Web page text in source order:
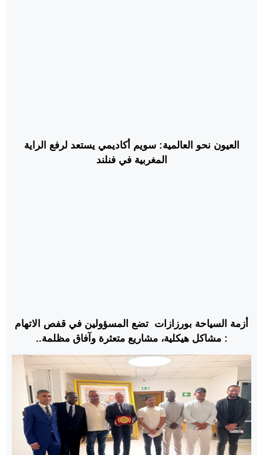
العيون نحو العالمية: سويم أكاديمي يستعد لرفع الراية
المغربية في فنلند
أزمة السياحة بورزازات تضع المسؤولين في قفص الاتهام
: مشاكل هيكلية، مشاريع متعثرة وآفاق مظلمة..